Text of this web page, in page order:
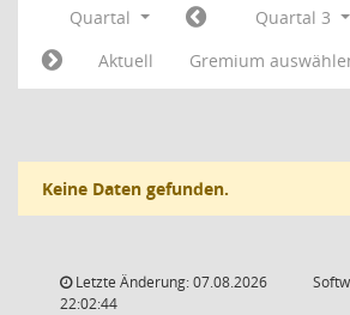
Quartal Quartal 3
Aktuell
Gremium
Keine Daten gefunden.
Letzte Änderung: 07.08.2026
22:02:44